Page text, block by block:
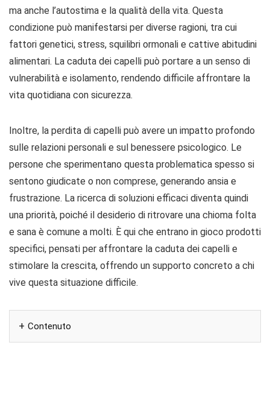
ma anche l’autostima e la qualità della vita. Questa
condizione può manifestarsi per diverse ragioni, tra cui
fattori genetici, stress, squilibri ormonali e cattive abitudini
alimentari. La caduta dei capelli può portare a un senso di
vulnerabilità e isolamento, rendendo difficile affrontare la
vita quotidiana con sicurezza.
Inoltre, la perdita di capelli può avere un impatto profondo
sulle relazioni personali e sul benessere psicologico. Le
persone che sperimentano questa problematica spesso si
sentono giudicate o non comprese, generando ansia e
frustrazione. La ricerca di soluzioni efficaci diventa quindi
una priorità, poiché il desiderio di ritrovare una chioma folta
e sana è comune a molti. È qui che entrano in gioco prodotti
specifici, pensati per affrontare la caduta dei capelli e
stimolare la crescita, offrendo un supporto concreto a chi
vive questa situazione difficile.
Contenuto